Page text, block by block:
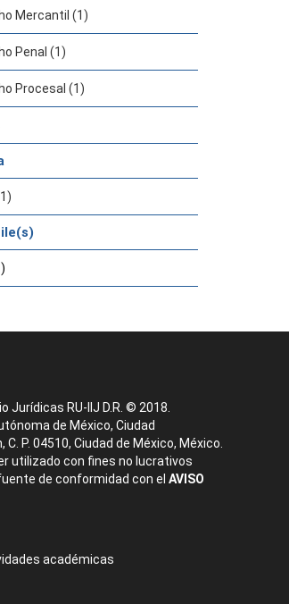
Mercantil (1)
Penal (1)
Procesal (1)
Jurídicas RU-IIJ D.R. © 2018.
de México, Ciudad
P. 04510, Ciudad de México, México.
utilizado con fines no lucrativos
de conformidad con el AVISO
académicas